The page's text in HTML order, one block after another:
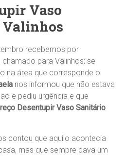
Vaso
recebemos por
para Valinhos; se
na área que corresponde o
nos informou que não estava
e pediu urgência e que
Desentupir Vaso Sanitário
contou que aquilo acontecia
mas que sempre dava um